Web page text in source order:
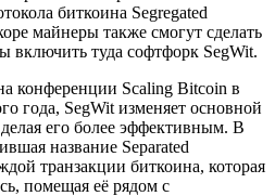
биткоина Segregated
майнеры также смогут сделать
включить туда софтфорк SegWit.
конференции Scaling Bitcoin в
года, SegWit изменяет основной
его более эффективным. В
название Separated
транзакции биткоина, которая
помещая её рядом с